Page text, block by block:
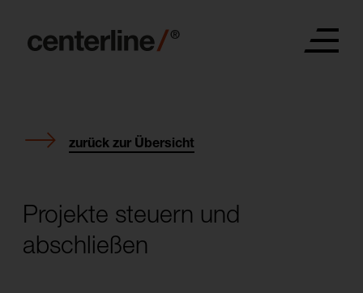
zurück zur Übersicht
Projekte steuern und
abschließen